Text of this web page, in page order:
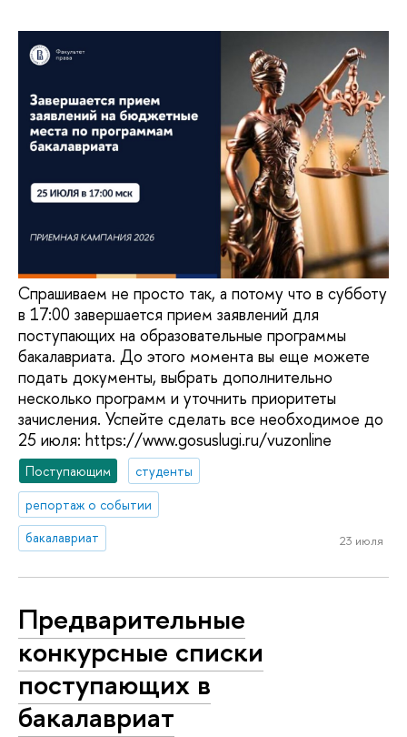
Спрашиваем не просто так, а потому что в субботу
в 17:00 завершается прием заявлений для
поступающих на образовательные программы
бакалавриата. До этого момента вы еще можете
подать документы, выбрать дополнительно
несколько программ и уточнить приоритеты
зачисления. Успейте сделать все необходимое до
25 июля: https://www.gosuslugi.ru/vuzonline
Поступающим
студенты
репортаж о событии
бакалавриат
23 июля
Предварительные
конкурсные списки
поступающих в
бакалавриат